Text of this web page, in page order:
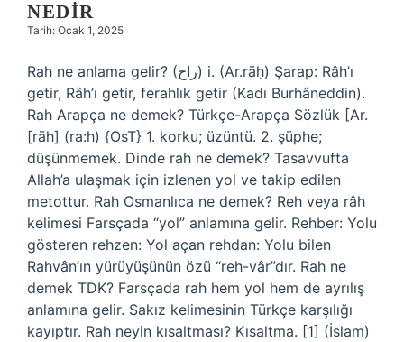
NEDIR
Tarih: Ocak 1, 2025
Rah ne anlama gelir? (ﺭﺍﺡ) i. (Ar.rāḥ) Şarap: Râh’ı
getir, Râh’ı getir, ferahlık getir (Kadı Burhâneddin).
Rah Arapça ne demek? Türkçe-Arapça Sözlük [Ar.
[rāh] (ra:h) {OsT} 1. korku; üzüntü. 2. şüphe;
düşünmemek. Dinde rah ne demek? Tasavvufta
Allah’a ulaşmak için izlenen yol ve takip edilen
metottur. Rah Osmanlıca ne demek? Reh veya râh
kelimesi Farsçada “yol” anlamına gelir. Rehber: Yolu
gösteren rehzen: Yol açan rehdan: Yolu bilen
Rahvân’ın yürüyüşünün özü “reh-vâr”dır. Rah ne
demek TDK? Farsçada rah hem yol hem de ayrılış
anlamına gelir. Sakız kelimesinin Türkçe karşılığı
kayıptır. Rah neyin kısaltması? Kısaltma. [1] (İslam)